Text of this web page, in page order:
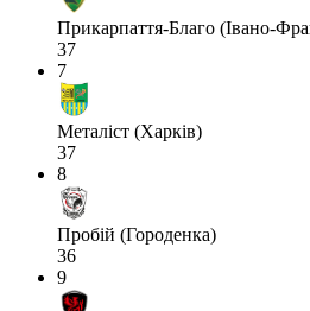
Прикарпаття-Благо (Івано-
37
7
Металіст (Харків)
37
8
Пробій (Городенка)
36
9